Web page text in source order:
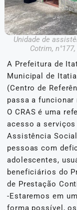
Unidade de
Cotrim,
A Prefeitura de
Municipal de
(Centro de
passa a funcionar
O CRAS é uma
acesso a
Assistência
pessoas com
adolescentes,
beneficiários do
de Prestação
-Estaremos em
forma possível,